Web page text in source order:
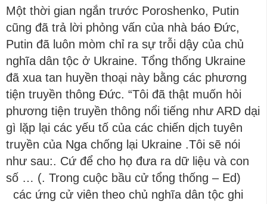
Một thời gian ngắn trước Poroshenko, Putin
cũng đã trả lời phỏng vấn của nhà báo Đức,
Putin đã luôn mòm chỉ ra sự trỗi dậy của chủ
nghĩa dân tộc ở Ukraine. Tổng thống Ukraine
đã xua tan huyền thoại này bằng các phương
tiện truyền thông Đức. “Tôi đã thật muốn hỏi
phương tiện truyền thông nổi tiếng như ARD dại
gì lặp lại các yếu tố của các chiến dịch tuyên
truyền của Nga chống lại Ukraine .Tôi sẽ nói
như sau:. Cứ để cho họ đưa ra dữ liệu và con
số … (. Trong cuộc bầu cử tổng thống – Ed)
các ứng cử viên theo chủ nghĩa dân tộc ghi